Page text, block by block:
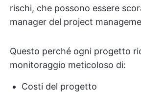
rischi, che possono essere
manager del project
Questo perché ogni progetto
monitoraggio meticoloso di:
Costi del progetto